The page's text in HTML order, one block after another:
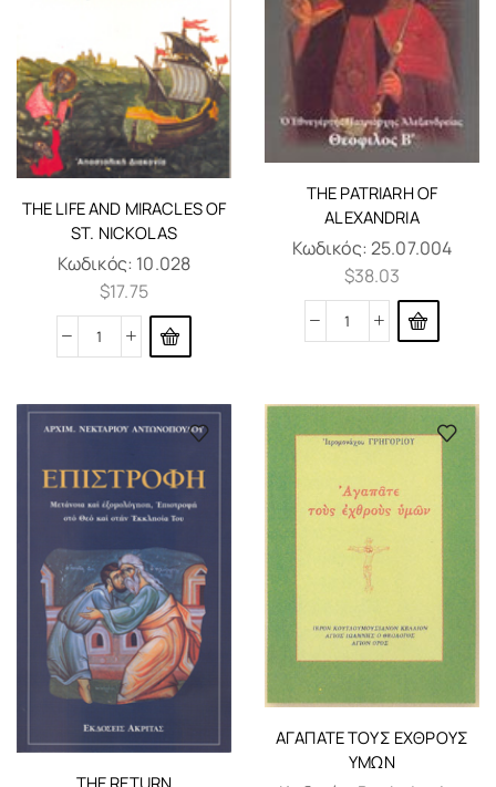
THE LIFE AND MIRACLES OF
ST. NICKOLAS
Κωδικός: 10.028
$17.75
THE PATRIARH OF
ALEXANDRIA
Κωδικός: 25.07.004
$38.03
ΑΓΑΠΆΤΕ ΤΟΥΣ ΕΧΘΡΟΎΣ
ΥΜΏΝ